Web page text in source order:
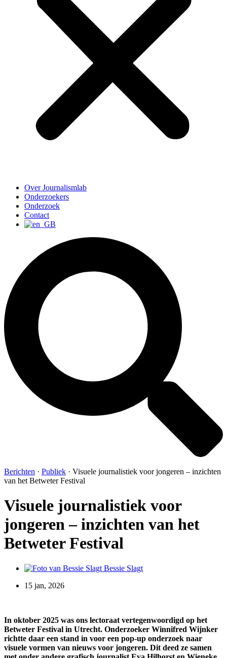
Over Journalismlab
Onderzoekers
Onderzoek
Contact
Berichten · Publiek · Visuele journalistiek voor jongeren – inzichten
van het Betweter Festival
Visuele journalistiek voor
jongeren – inzichten van het
Betweter Festival
Bessie Slagt
15 jan, 2026
In oktober 2025 was ons lectoraat vertegenwoordigd op het
Betweter Festival in Utrecht. Onderzoeker Winnifred Wijnker
richtte daar een stand in voor een pop-up onderzoek naar
visuele vormen van nieuws voor jongeren. Dit deed ze samen